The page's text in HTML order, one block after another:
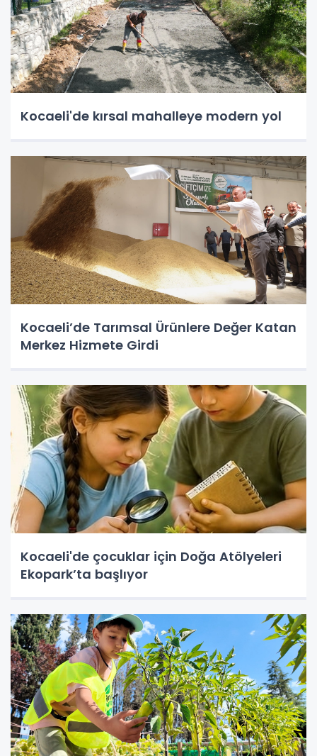
Kocaeli'de kırsal mahalleye modern yol
Kocaeli’de Tarımsal Ürünlere Değer Katan
Merkez Hizmete Girdi
Kocaeli'de çocuklar için Doğa Atölyeleri
Ekopark’ta başlıyor